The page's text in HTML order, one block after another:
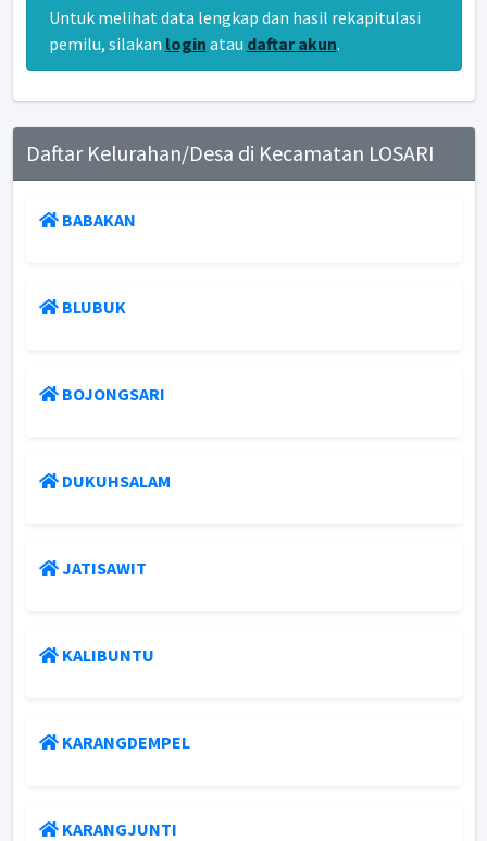
Untuk melihat data lengkap dan hasil rekapitulasi
pemilu, silakan login atau daftar akun.
Daftar Kelurahan/Desa di Kecamatan LOSARI
BABAKAN
BLUBUK
BOJONGSARI
DUKUHSALAM
JATISAWIT
KALIBUNTU
KARANGDEMPEL
KARANGJUNTI